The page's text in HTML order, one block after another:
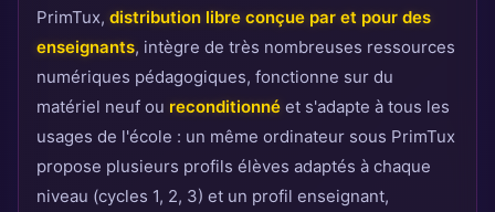
PrimTux, distribution libre conçue par et pour des
enseignants, intègre de très nombreuses ressources
numériques pédagogiques, fonctionne sur du
matériel neuf ou reconditionné et s'adapte à tous les
usages de l'école : un même ordinateur sous PrimTux
propose plusieurs profils élèves adaptés à chaque
niveau (cycles 1, 2, 3) et un profil enseignant,